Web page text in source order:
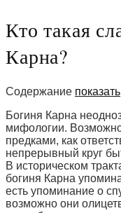
Кто такая
Карна?
Содержание показать
Богиня Карна
мифологии.
предками, как
непрерывный круг
В историческом
богиня Карна
есть упоминание о
возможно они